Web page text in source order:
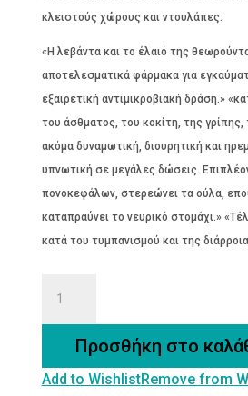
€2.60.είναι:
κλειστούς χώρους και ντουλάπες.
«Η λεβάντα και το έλαιό της
αποτελεσματικά φάρμακα για
εξαιρετική αντιμικροβιακή δράση.»
του άσθματος, του κοκίτη, της γρίπης,
ακόμα δυναμωτική, διουρητική και
υπνωτική σε μεγάλες δώσεις.
πονοκεφάλων, στερεώνει τα ούλα,
καταπραΰνει το νευρικό στομάχι.»
κατά του τυμπανισμού και της
ποσότηταΠροσθήκη στο
Add to WishlistRemove from